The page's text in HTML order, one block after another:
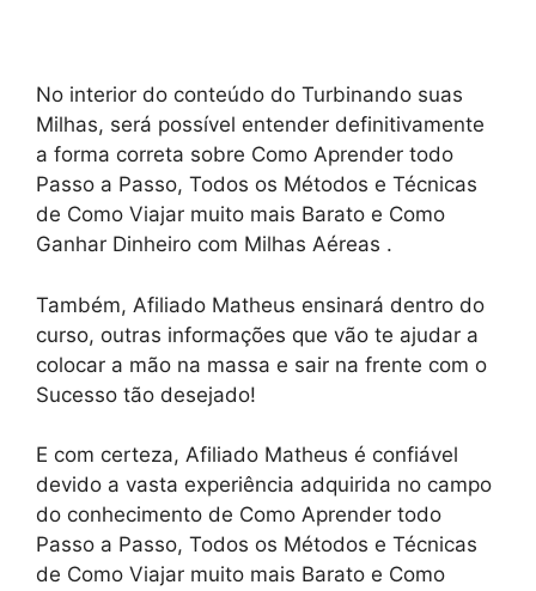
No interior do conteúdo do Turbinando suas
Milhas, será possível entender definitivamente
a forma correta sobre Como Aprender todo
Passo a Passo, Todos os Métodos e Técnicas
de Como Viajar muito mais Barato e Como
Ganhar Dinheiro com Milhas Aéreas .
Também, Afiliado Matheus ensinará dentro do
curso, outras informações que vão te ajudar a
colocar a mão na massa e sair na frente com o
Sucesso tão desejado!
E com certeza, Afiliado Matheus é confiável
devido a vasta experiência adquirida no campo
do conhecimento de Como Aprender todo
Passo a Passo, Todos os Métodos e Técnicas
de Como Viajar muito mais Barato e Como